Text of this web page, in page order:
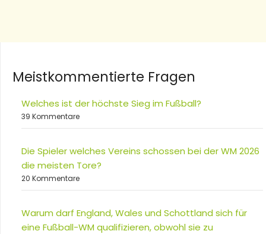
Meistkommentierte Fragen
Welches ist der höchste Sieg im Fußball?
39 Kommentare
Die Spieler welches Vereins schossen bei der WM 2026
die meisten Tore?
20 Kommentare
Warum darf England, Wales und Schottland sich für
eine Fußball-WM qualifizieren, obwohl sie zu